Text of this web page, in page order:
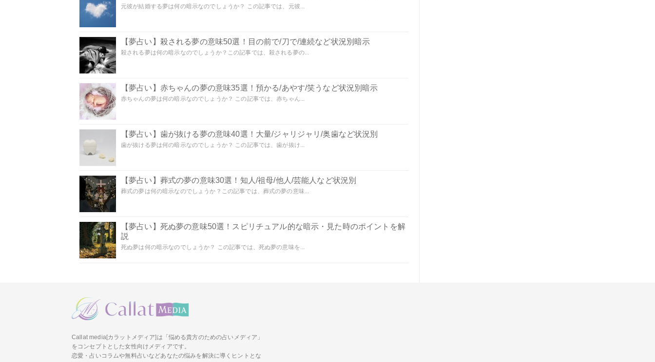
元彼が結婚する夢は何の暗示なのでしょうか？ この記事では、元彼...
【夢占い】殺される夢の意味50選！目の前で/刀で/連続など状況別暗示
殺される夢は何の暗示なのでしょうか？この記事では、殺される夢の...
【夢占い】赤ちゃんの夢の意味35選！預かる/あやす/笑うなど状況別暗示
赤ちゃんの夢は何の暗示なのでしょうか？ この記事では、赤ちゃん...
【夢占い】歯が抜ける夢の意味40選！大量/ジャリジャリ/奥歯など状況別
歯が抜ける夢は何の暗示なのでしょうか？ この記事では、歯が抜け...
【夢占い】葬式の夢の意味30選！知人/祖母/他人/芸能人など状況別
葬式の夢は何の暗示なのでしょうか？この記事では、葬式の夢の意味...
【夢占い】死ぬ夢の意味50選！スピリチュアル的な暗示・見た時のポイントを解
説
死ぬ夢は何の暗示なのでしょうか？ この記事では、死ぬ夢の意味を...
Callat media[カラットメディア]は「悩める貴方のための占いメディア」
をコンセプトとした女性向けメディアです。
恋愛・占いコラムや無料占いなどあなたの悩みを解決に導くヒントとな